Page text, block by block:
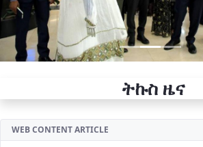
ትኩስ ዜና
WEB CONTENT ARTICLE